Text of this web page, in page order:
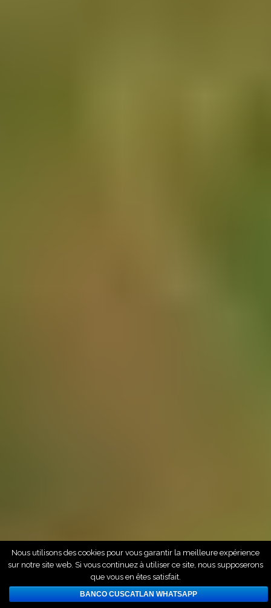
Nous utilisons des cookies pour vous garantir la meilleure expérience
sur notre site web. Si vous continuez à utiliser ce site, nous supposerons
que vous en êtes satisfait.
BANCO CUSCATLAN WHATSAPP